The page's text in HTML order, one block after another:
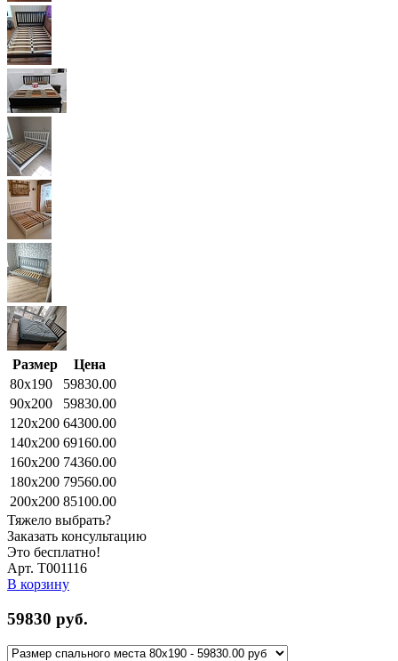
Размер
Цена
80x190
59830.00
90x200
59830.00
120x200 64300.00
140x200 69160.00
160x200 74360.00
180x200 79560.00
200x200 85100.00
Тяжело выбрать?
Заказать консультацию
Это бесплатно!
Арт. Т001116
В корзину
59830 руб.